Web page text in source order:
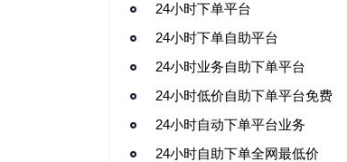
24小时下单平台
24小时下单自助平台
24小时业务自助下单平台
24小时低价自助下单平台免费
24小时自动下单平台业务
24小时自助下单全网最低价